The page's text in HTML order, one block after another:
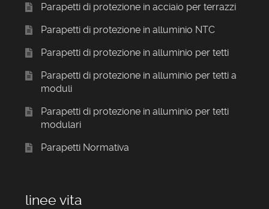
Parapetti di protezione in acciaio per terrazzi
Parapetti di protezione in alluminio NTC
Parapetti di protezione in alluminio per tetti
Parapetti di protezione in alluminio per tetti a
moduli
Parapetti di protezione in alluminio per tetti
modulari
Parapetti Normativa
linee vita